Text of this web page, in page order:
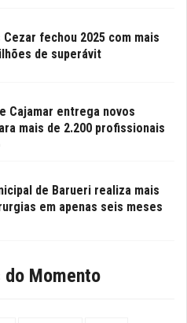
Cezar fechou 2025 com mais
de superávit
Cajamar entrega novos
mais de 2.200 profissionais
de Barueri realiza mais
em apenas seis meses
Momento